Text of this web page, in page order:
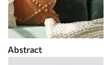
Abstract